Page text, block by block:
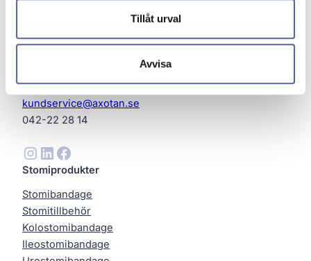
Tillåt urval
Avvisa
Helsingborg
kundservice@axotan.se
042-22 28 14
Instagram LinkedIn Facebook
Stomiprodukter
Stomibandage
Stomitillbehör
Kolostomibandage
Ileostomibandage